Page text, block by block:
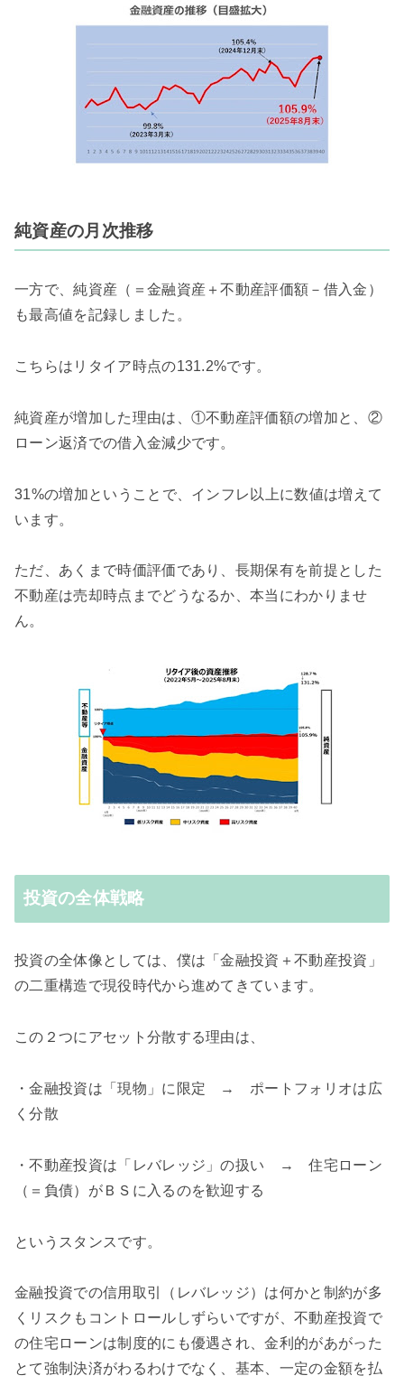
純資産の月次推移
一方で、純資産（＝金融資産＋不動産評価額－借入金）
も最高値を記録しました。
こちらはリタイア時点の131.2%です。
純資産が増加した理由は、①不動産評価額の増加と、②
ローン返済での借入金減少です。
31%の増加ということで、インフレ以上に数値は増えて
います。
ただ、あくまで時価評価であり、長期保有を前提とした
不動産は売却時点までどうなるか、本当にわかりませ
ん。
投資の全体戦略
投資の全体像としては、僕は「金融投資＋不動産投資」
の二重構造で現役時代から進めてきています。
この２つにアセット分散する理由は、
・金融投資は「現物」に限定 → ポートフォリオは広
く分散
・不動産投資は「レバレッジ」の扱い → 住宅ローン
（＝負債）がＢＳに入るのを歓迎する
というスタンスです。
金融投資での信用取引（レバレッジ）は何かと制約が多
くリスクもコントロールしずらいですが、不動産投資で
の住宅ローンは制度的にも優遇され、金利的があがった
とて強制決済がわるわけでなく、基本、一定の金額を払